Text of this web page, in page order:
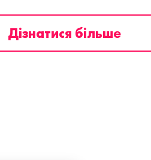
Дізнатися більше